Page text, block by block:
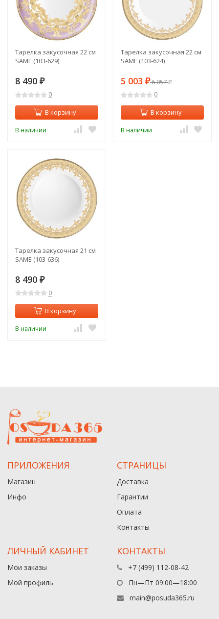
Тарелка закусочная 22 см
SAME (103-629)
8 490 ₽
0
В корзину
В наличии
Тарелка закусочная 22 см
SAME (103-624)
5 003 ₽6 057₽
0
В корзину
В наличии
Тарелка закусочная 21 см
SAME (103-636)
8 490 ₽
0
В корзину
В наличии
ПРИЛОЖЕНИЯ
Магазин
Инфо
СТРАНИЦЫ
Доставка
Гарантии
Оплата
Контакты
ЛИЧНЫЙ КАБИНЕТ
Мои заказы
Мой профиль
КОНТАКТЫ
+7 (499) 112-08-42
Пн—Пт 09:00—18:00
main@posuda365.ru